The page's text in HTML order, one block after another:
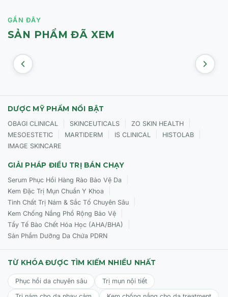
GẦN ĐÂY
SẢN PHẨM ĐÃ XEM
DƯỢC MỸ PHẨM NỔI BẬT
OBAGI CLINICAL SKINCEUTICALS ZO SKIN HEALTH
MESOESTETIC MARTIDERM IS CLINICAL HISTOLAB
IMAGE SKINCARE
GIẢI PHÁP ĐIỀU TRỊ BÁN CHẠY
Serum Phục Hồi Hàng Rào Bảo Vệ Da
Kem Đặc Trị Mụn Chuẩn Y Khoa
Tinh Chất Trị Nám & Sắc Tố Chuyên Sâu
Kem Chống Nắng Phổ Rộng Bảo Vệ
Tẩy Tế Bào Chết Hóa Học (AHA/BHA)
Sản Phẩm Dưỡng Da Chứa PDRN
TỪ KHÓA ĐƯỢC TÌM KIẾM NHIỀU NHẤT
Phục hồi da chuyên sâu
Trị mụn nội tiết